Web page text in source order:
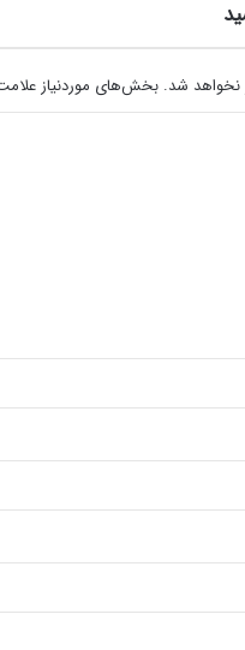
نخواهد شد. بخش‌های موردنیاز